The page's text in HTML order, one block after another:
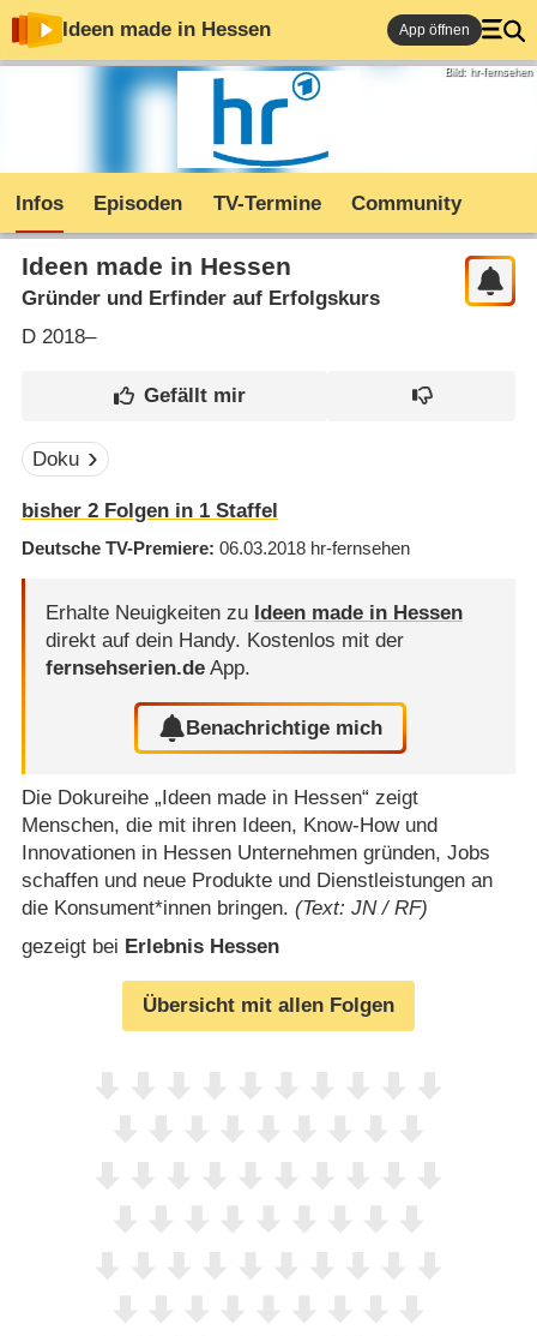
Ideen made in Hessen App öffnen
Bild: hr-fernsehen
Infos Episoden TV-Termine Community
Ideen made in Hessen
Gründer und Erfinder auf Erfolgskurs
D2018–
Doku
bisher 2Folgen in 1Staffel
Deutsche TV-Premiere 06.03.2018 hr-fernsehen
Erhalte Neuigkeiten zu Ideen made in Hessen
direkt auf dein Handy. Kostenlos mit der
fernsehserien.deApp.
Benachrichtige mich
Die Dokureihe „Ideen made in Hessen“ zeigt
Menschen, die mit ihren Ideen, Know-How und
Innovationen in Hessen Unternehmen gründen, Jobs
schaffen und neue Produkte und Dienstleistungen an
die Konsument*innen bringen. (Text: JN / RF)
gezeigt bei Erlebnis Hessen
Übersicht mit allen Folgen